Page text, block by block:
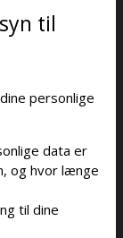
til
personlige
data er
og hvor længe
til dine